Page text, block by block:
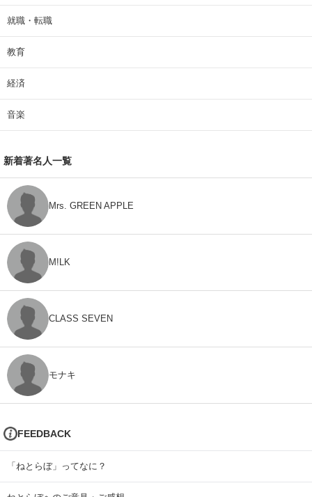
就職・転職
教育
経済
音楽
新着著名人一覧
Mrs. GREEN APPLE
M!LK
CLASS SEVEN
モナキ
FEEDBACK
「ねとらぼ」ってなに？